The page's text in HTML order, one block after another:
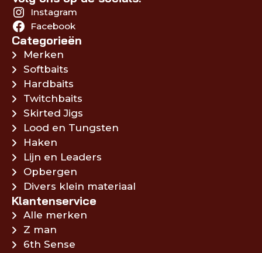
Instagram
Facebook
Categorieën
Merken
Softbaits
Hardbaits
Twitchbaits
Skirted Jigs
Lood en Tungsten
Haken
Lijn en Leaders
Opbergen
Divers klein materiaal
Klantenservice
Alle merken
Z man
6th Sense